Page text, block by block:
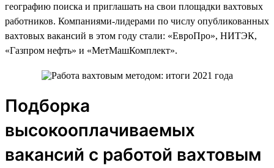
географию поиска и приглашать на свои площадки вахтовых
работников. Компаниями-лидерами по числу опубликованных
вахтовых вакансий в этом году стали: «ЕвроПро», НИТЭК,
«Газпром нефть» и «МетМашКомплект».
Подборка
высокооплачиваемых
вакансий с работой вахтовым